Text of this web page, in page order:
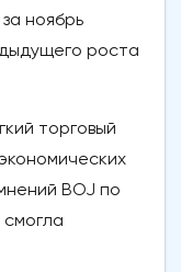
ноябрь
роста
торговый
BOJ по